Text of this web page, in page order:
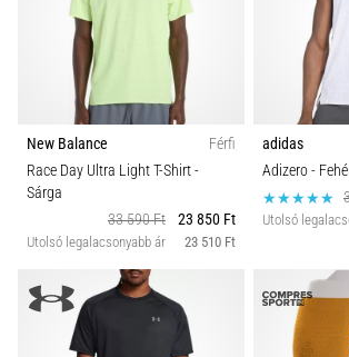
New Balance
Férfi
Race Day Ultra Light T-Shirt-
Sárga
33 590 Ft
23 850 Ft
Utolsó legalacsonyabb ár 23 510 Ft
adidas
Adizero-
Utolsó